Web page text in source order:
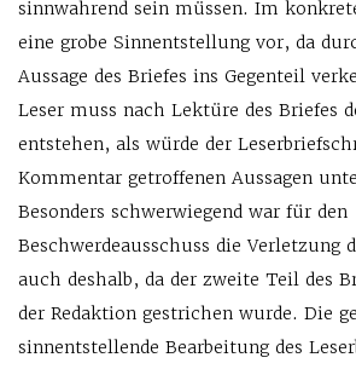
sinnwahrend sein müssen. Im
eine grobe Sinnentstellung vor, da
Aussage des Briefes ins Gegenteil
Leser muss nach Lektüre des Briefes
entstehen, als würde der
Kommentar getroffenen Aussagen
Besonders schwerwiegend war für den
Beschwerdeausschuss die Verletzung
auch deshalb, da der zweite Teil des
der Redaktion gestrichen wurde. Die
sinnentstellende Bearbeitung des